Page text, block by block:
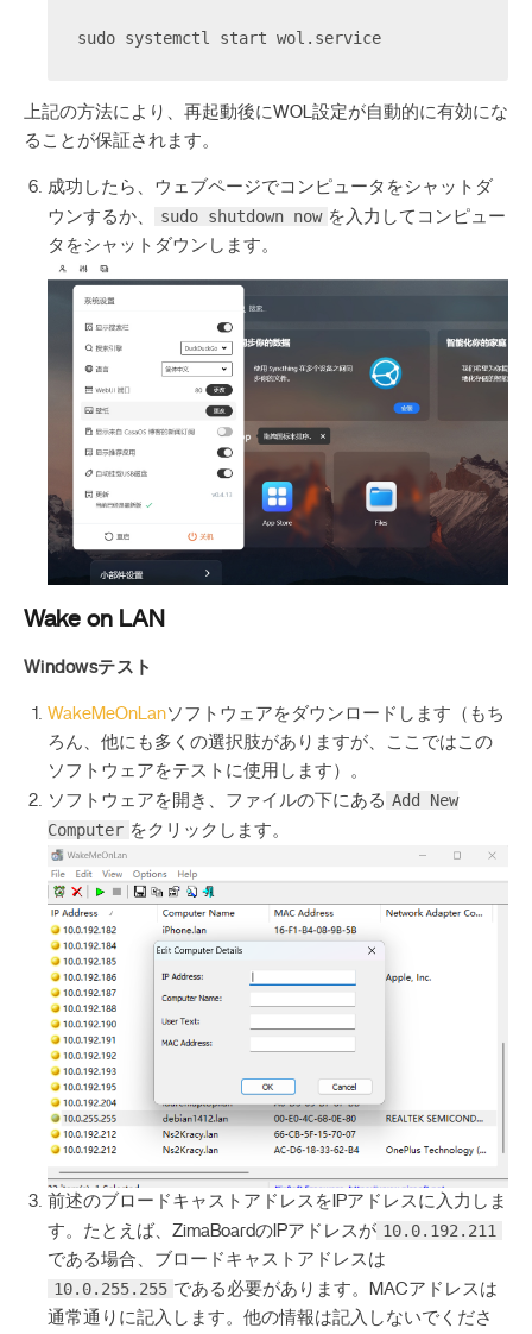
sudo systemctl start wol.service
上記の方法により、再起動後にWOL設定が自動的に有効にな
ることが保証されます。
成功したら、ウェブページでコンピュータをシャットダ
ウンするか、
sudo shutdown now を入力してコンピュー
タをシャットダウンします。
Wake on LAN
Windowsテスト
WakeMeOnLanソフトウェアをダウンロードします（もち
ろん、他にも多くの選択肢がありますが、ここではこの
ソフトウェアをテストに使用します）。
ソフトウェアを開き、ファイルの下にある Add New
Computer をクリックします。
前述のブロードキャストアドレスをIPアドレスに入力しま
す。たとえば、ZimaBoardのIPアドレスが 10.0.192.211
である場合、ブロードキャストアドレスは
10.0.255.255 である必要があります。MACアドレスは
通常通りに記入します。他の情報は記入しないでくださ